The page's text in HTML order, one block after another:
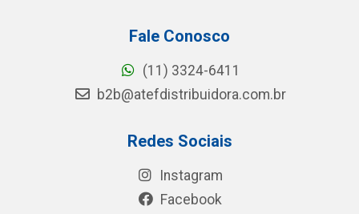
Fale Conosco
(11) 3324-6411
b2b@atefdistribuidora.com.br
Redes Sociais
Instagram
Facebook